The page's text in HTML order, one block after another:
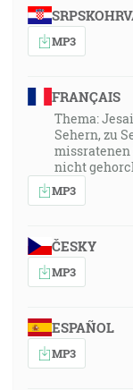
MP3
FRANÇAIS
Thema:
Sehern, zu
missratenen
nicht
MP3
ČESKY
MP3
ESPAÑOL
MP3